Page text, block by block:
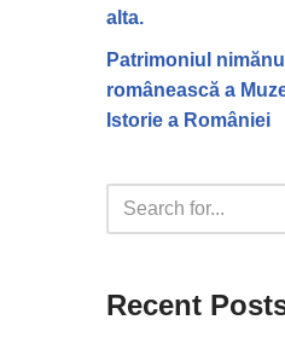
alta.
Patrimoniul
românească a
Istorie a României
Recent